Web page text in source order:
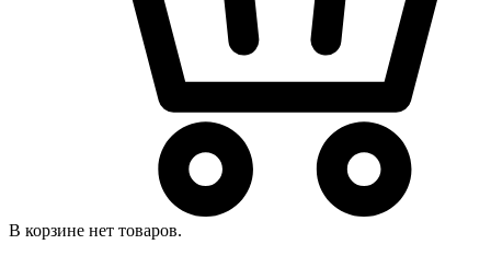
В корзине нет товаров.